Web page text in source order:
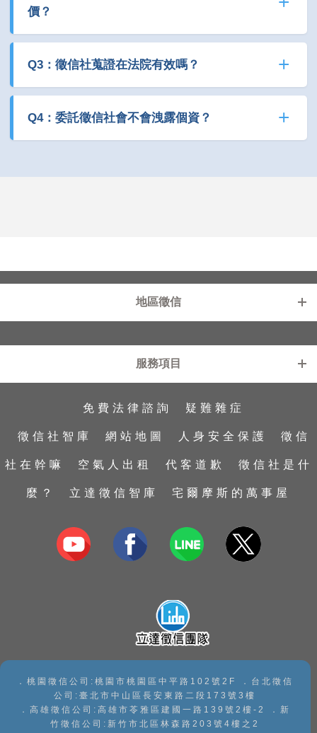
價？
Q3：徵信社蒐證在法院有效嗎？
Q4：委託徵信社會不會洩露個資？
地區徵信
新北徵信社
新竹徵信社
台中徵信社
台南徵信社
基隆徵信社
雲林徵信社
彰化徵信社
宜蘭徵信社
台東徵信社
服務項目
工商徵信
行蹤蒐證
家暴及兒童虐待蒐證
子女行蹤調查
手機資料救援
外遇診療室
外遇蒐證
抓姦
感情挽回
免費法律諮詢 疑難雜症
徵信社智庫 網站地圖 人身安全保護 徵信
社在幹嘛 空氣人出租 代客道歉 徵信社是什
麼？ 立達徵信智庫 宅爾摩斯的萬事屋
．桃園徵信公司:桃園市桃園區中平路102號2F ．台北徵信
公司:臺北市中山區長安東路二段173號3樓
．高雄徵信公司:高雄市苓雅區建國一路139號2樓-2 ．新
竹徵信公司:新竹市北區林森路203號4樓之2